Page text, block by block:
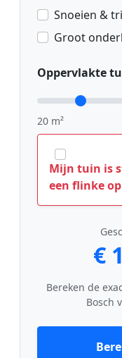
Snoeien &
Groot
Oppervlakte
20 m²
Mijn tuin is
een flinke
€
Bereken de
Bosch